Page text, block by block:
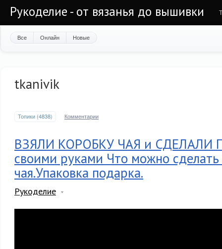
Рукоделие - от вязанья до вышивки
Все Онлайн Новые
tkanivik
Топики (4838) Комментарии
ВЗЯЛИ КОРОБКУ ЧАЯ и СДЕЛАЛИ
своими руками Что можно
чая.Упаковка подарка.
Рукоделие